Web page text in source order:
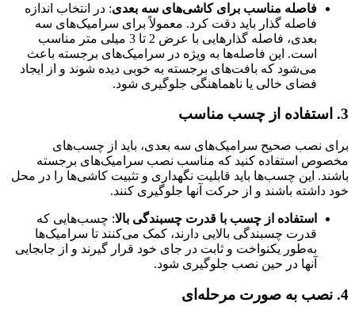
فاصله مناسب برای کاشی‌های سه‌ بعدی: در انتخاب اندازه
فاصله‌ گذار باید دقت کرد. معمولاً برای سرامیک‌های سه‌
بعدی، فاصله‌ گذارهایی با عرض 2 تا 3 میلی‌ متر مناسب
است. این فاصله‌ها به‌ ویژه در سرامیک‌های برجسته باعث
می‌شود که بافت‌های برجسته به‌ خوبی دیده شوند و از ایجاد
فضای خالی یا ناهماهنگی جلوگیری شود.
3. استفاده از چسب مناسب
برای نصب صحیح سرامیک‌های سه‌ بعدی، باید از چسب‌های
مخصوص استفاده کنید که مناسب نصب سرامیک‌های برجسته
باشند. این چسب‌ها باید قابلیت نگهداری و تثبیت کاشی‌ها را در محل
خود داشته باشند و از حرکت آنها جلوگیری کنند.
استفاده از چسب با قدرت چسبندگی بالا: چسب‌هایی که
قدرت چسبندگی بالایی دارند، کمک می‌کنند تا سرامیک‌ها
به‌طور یکنواخت و ثابت در جای خود قرار گیرند و از جابجایی
آنها در حین نصب جلوگیری شود.
4. نصب به‌ صورت مرحله‌ای